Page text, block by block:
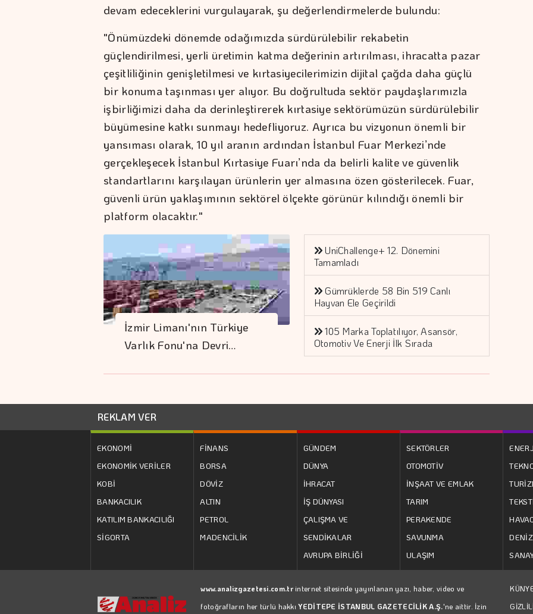
devam edeceklerini vurgulayarak, şu değerlendirmelerde bulundu:
"Önümüzdeki dönemde odağımızda sürdürülebilir rekabetin
güçlendirilmesi, yerli üretimin katma değerinin artırılması, ihracatta pazar
çeşitliliğinin genişletilmesi ve kırtasiyecilerimizin dijital çağda daha güçlü
bir konuma taşınması yer alıyor. Bu doğrultuda sektör paydaşlarımızla
işbirliğimizi daha da derinleştirerek kırtasiye sektörümüzün sürdürülebilir
büyümesine katkı sunmayı hedefliyoruz. Ayrıca bu vizyonun önemli bir
yansıması olarak, 10 yıl aranın ardından İstanbul Fuar Merkezi’nde
gerçekleşecek İstanbul Kırtasiye Fuarı’nda da belirli kalite ve güvenlik
standartlarını karşılayan ürünlerin yer almasına özen gösterilecek. Fuar,
güvenli ürün yaklaşımının sektörel ölçekte görünür kılındığı önemli bir
platform olacaktır."
İzmir Limanı'nın Türkiye
Varlık Fonu'na Devri…
UniChallenge+ 12. Dönemini
Tamamladı
Gümrüklerde 58 Bin 519 Canlı
Hayvan Ele Geçirildi
105 Marka Toplatılıyor, Asansör,
Otomotiv Ve Enerji İlk Sırada
REKLAM VER
EKONOMİ
EKONOMİK VERİLER
KOBİ
BANKACILIK
KATILIM BANKACILIĞI
SİGORTA
FİNANS
BORSA
DÖVİZ
ALTIN
PETROL
MADENCİLİK
GÜNDEM
DÜNYA
İHRACAT
İŞ DÜNYASI
ÇALIŞMA VE
SENDİKALAR
AVRUPA BİRLİĞİ
SEKTÖRLER
OTOMOTİV
İNŞAAT VE EMLAK
TARIM
PERAKENDE
SAVUNMA
ULAŞIM
www.analizgazetesi.com.trinternet sitesinde yayınlanan yazı, haber, video ve
fotoğrafların her türlü hakkıYEDİTEPE İSTANBUL GAZETECİLİK A.Ş.'ne aittir. İzin